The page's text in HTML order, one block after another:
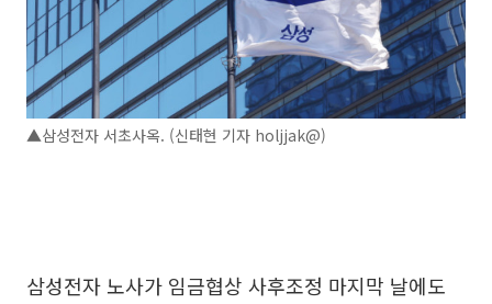
▲삼성전자 서초사옥. (신태현 기자 holjjak@)
삼성전자 노사가 임금협상 사후조정 마지막 날에도